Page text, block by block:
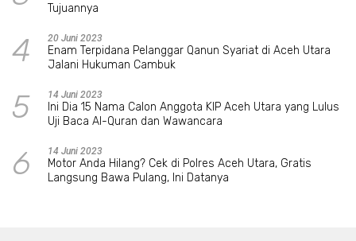
Tujuannya
4 20 Juni 2023
Enam Terpidana Pelanggar Qanun Syariat di Aceh Utara
Jalani Hukuman Cambuk
5 14 Juni 2023
Ini Dia 15 Nama Calon Anggota KIP Aceh Utara yang Lulus
Uji Baca Al-Quran dan Wawancara
6 14 Juni 2023
Motor Anda Hilang? Cek di Polres Aceh Utara, Gratis
Langsung Bawa Pulang, Ini Datanya